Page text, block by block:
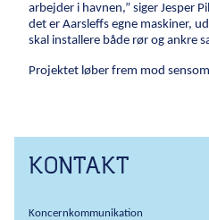
arbejder i havnen,” siger Jesper
det er Aarsleffs egne maskiner,
skal installere både rør og ankre
Projektet løber frem mod
KONTAKT
Koncernkommunikation